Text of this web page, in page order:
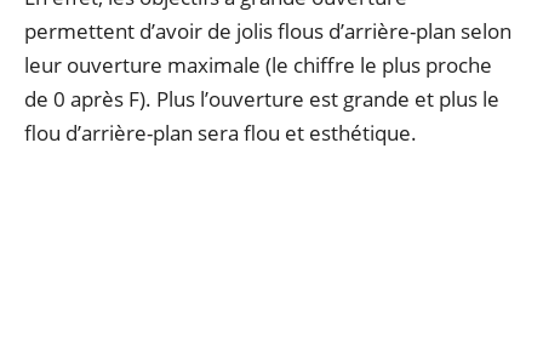
permettent d’avoir de jolis flous d’arrière-plan selon
leur ouverture maximale (le chiffre le plus proche
de 0 après F). Plus l’ouverture est grande et plus le
flou d’arrière-plan sera flou et esthétique.